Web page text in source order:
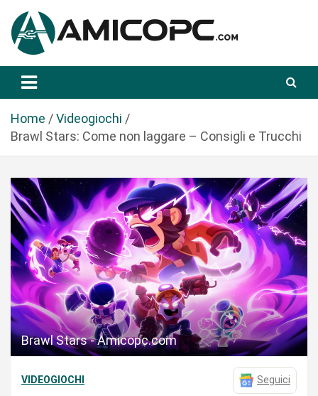
a
Amicopc.com
Home
Videogiochi
Brawl Stars: Come non laggare – Consigli e Trucchi
Brawl Stars - Amicopc.com
VIDEOGIOCHI Seguici